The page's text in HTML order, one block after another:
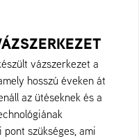
vázszerkezet a
hosszú éveken át
az ütéseknek és a
szükséges, ami